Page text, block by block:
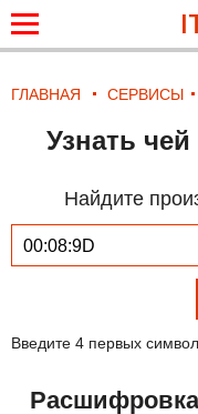
ГЛАВНАЯ СЕРВИСЫ
Узнать
Найдите
Введите 4 первых
Расшифровка